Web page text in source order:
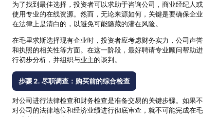
为了找到最佳选择，投资者可以求助于咨询公司，商业经纪人或
使用专业的在线资源。然而，无论来源如何，关键是要确保企业
在法律上是清白的，以避免可能隐藏的潜在风险。
在毛里求斯选择现有企业时，投资者应考虑财务实力，公司声誉
和执照的相关性等方面。在这一阶段，最好聘请专业顾问帮助进
行初步分析，并组织与业主的谈判。
步骤 2. 尽职调查：购买前的综合检查
对公司进行法律检查和财务检查是准备交易的关键步骤。如果不
对公司的法律地位和经济业绩进行彻底审查，就不可能完成在毛